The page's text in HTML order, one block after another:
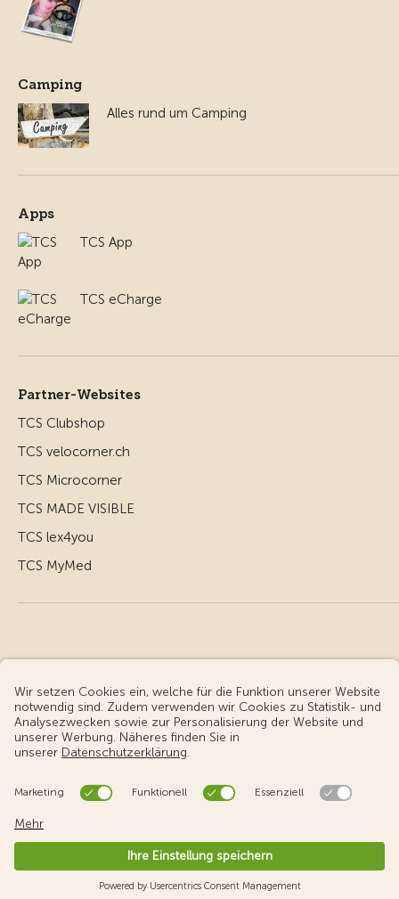
Camping
Alles rund um Camping
Apps
TCS App
TCS eCharge
Partner-Websites
TCS Clubshop
TCS velocorner.ch
TCS Microcorner
TCS MADE VISIBLE
TCS lex4you
TCS MyMed
© Touring Club Schweiz
Benutzungsbedingungen - rechtliche Informationen
Cookie-Einstellungen